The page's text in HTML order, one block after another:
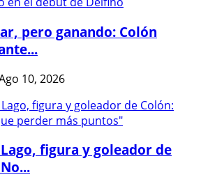
pero ganando: Colón
10, 2026
figura y goleador de